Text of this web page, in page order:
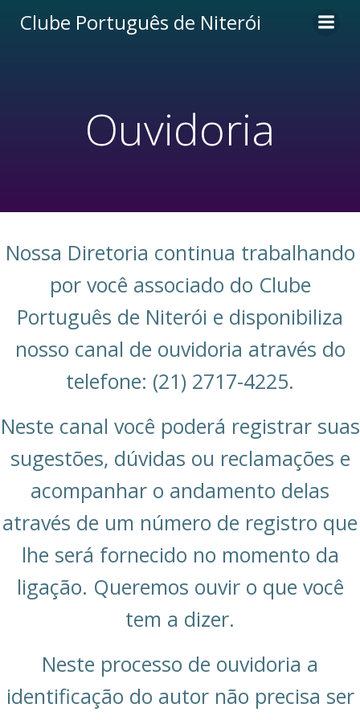
para
Clube Português de Niterói
Ouvidoria
Nossa Diretoria continua trabalhando
por você associado do Clube
Português de Niterói e disponibiliza
nosso canal de ouvidoria através do
telefone: (21) 2717-4225.
Neste canal você poderá registrar suas
sugestões, dúvidas ou reclamações e
acompanhar o andamento delas
através de um número de registro que
lhe será fornecido no momento da
ligação. Queremos ouvir o que você
tem a dizer.
Neste processo de ouvidoria a
identificação do autor não precisa ser